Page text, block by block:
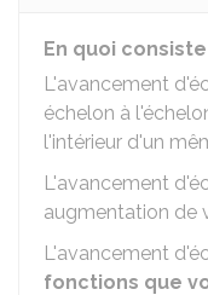
En quoi
L'avancement
échelon à
l'intérieur d'un
L'avancement
augmentation de
L'avancement
fonctions que